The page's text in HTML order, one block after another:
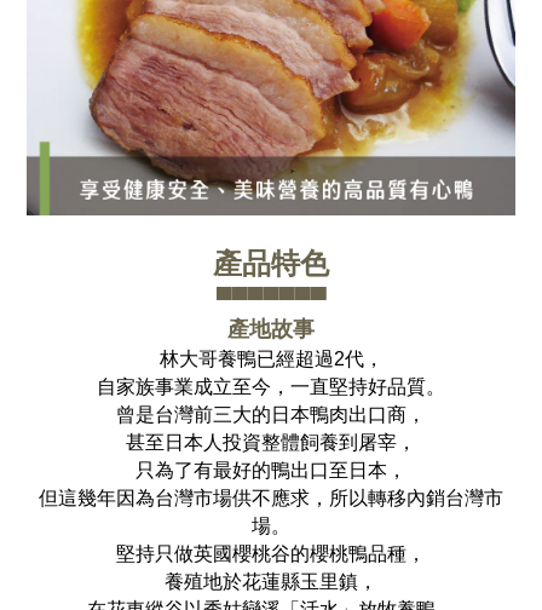
產品特色
▀▀▀▀▀▀▀
產地故事
林大哥養鴨已經超過2代，
自家族事業成立至今，一直堅持好品質。
曾是台灣前三大的日本鴨肉出口商，
甚至日本人投資整體飼養到屠宰，
只為了有最好的鴨出口至日本，
但這幾年因為台灣市場供不應求， 所以轉移內銷台灣市
場。
堅持只做英國櫻桃谷的櫻桃鴨品種，
養殖地於花蓮縣玉里鎮，